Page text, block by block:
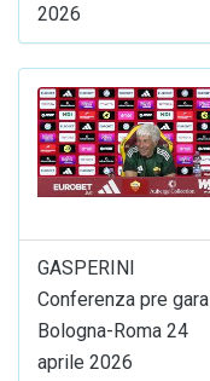
2026
GASPERINI
Conferenza pre gara
Bologna-Roma 24
aprile 2026